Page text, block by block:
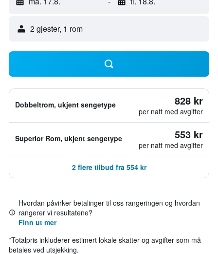
2 gjester, 1 rom
Dobbeltrom, ukjent sengetype 828 kr
per natt med avgifter
Superior Rom, ukjent sengetype 553 kr
per natt med avgifter
2 flere tilbud fra 554 kr
Hvordan påvirker betalinger til oss rangeringen og hvordan
rangerer vi resultatene?
Finn ut mer
*Totalpris inkluderer estimert lokale skatter og avgifter som må
betales ved utsjekking.